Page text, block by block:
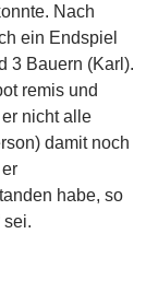
Nach
ein Endspiel
3 Bauern (Karl).
remis und
nicht alle
damit noch
habe, so
sei.